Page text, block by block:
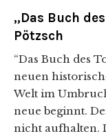
„Das Buch
Pötzsch
“Das Buch des
neuen
Welt im
neue beginnt.
nicht aufhalten.